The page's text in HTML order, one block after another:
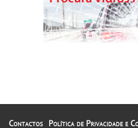
Contactos Política de Privacidade e